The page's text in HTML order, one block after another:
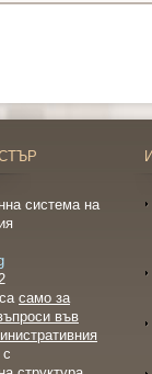
система на
само за
във